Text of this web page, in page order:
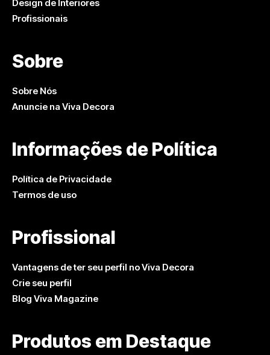
Design de Interiores
Profissionais
Sobre
Sobre Nós
Anuncie na Viva Decora
Informações de Política
Política de Privacidade
Termos de uso
Profissional
Vantagens de ter seu perfil no Viva Decora
Crie seu perfil
Blog Viva Magazine
Produtos em Destaque